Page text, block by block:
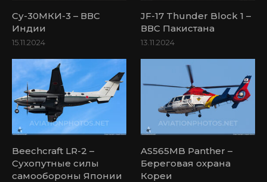
Су-30МКИ-3 – ВВС
Индии
15.11.2024
JF-17 Thunder Block 1 –
ВВС Пакистана
13.11.2024
Beechcraft LR-2 –
Сухопутные силы
самообороны Японии
AS565MB Panther –
Береговая охрана
Кореи